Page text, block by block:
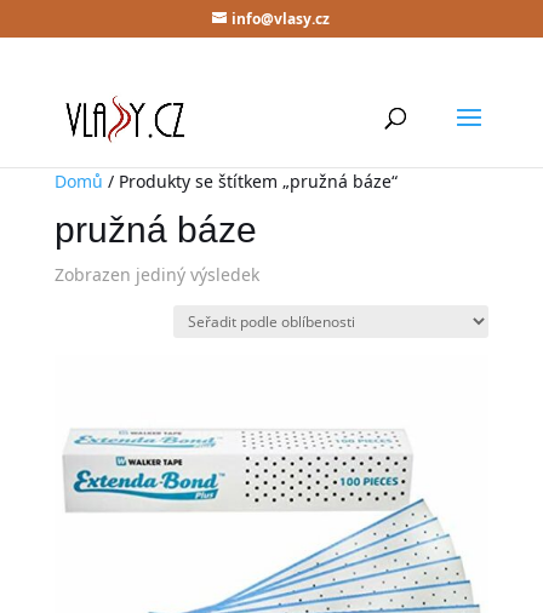
info@vlasy.cz
Domů / Produkty se štítkem „pružná báze“
pružná báze
Zobrazen jediný výsledek